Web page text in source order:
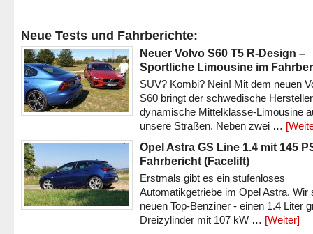
Neue Tests und Fahrberichte:
Neuer Volvo S60 T5 R-Design –
Sportliche Limousine im
SUV? Kombi? Nein! Mit dem neuen
S60 bringt der schwedische
dynamische Mittelklasse-Limousine
unsere Straßen. Neben zwei …
Opel Astra GS Line 1.4 mit 145
Fahrbericht (Facelift)
Erstmals gibt es ein stufenloses
Automatikgetriebe im Opel Astra. Wir
neuen Top-Benziner - einen 1.4 Liter
Dreizylinder mit 107 kW … [Weiter]